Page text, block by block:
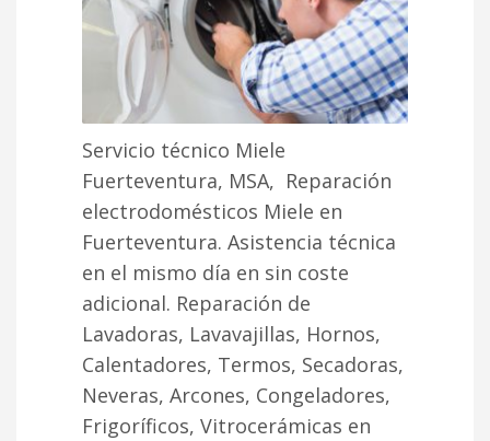
Servicio técnico Miele
Fuerteventura, MSA, Reparación
electrodomésticos Miele en
Fuerteventura. Asistencia técnica
en el mismo día en sin coste
adicional. Reparación de
Lavadoras, Lavavajillas, Hornos,
Calentadores, Termos, Secadoras,
Neveras, Arcones, Congeladores,
Frigoríficos, Vitrocerámicas en